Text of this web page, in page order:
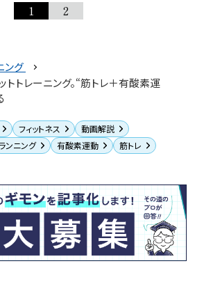
1 2
ング
トトレーニング。“筋トレ＋有酸素運
フィットネス
動画解説
ランニング 有酸素運動
筋トレ